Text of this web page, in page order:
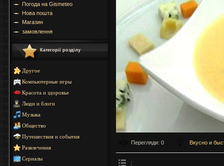
Погода на Gismeteo
Нова пошта
Магазин
замовлення
Категорії розділу
Другое
Компьютерные игры
Красота и здоровье
Люди и блоги
Музыка
Общество
Путешествия и события
Развлечения
Сериалы
Перегляди: 0 Вкусно и
: